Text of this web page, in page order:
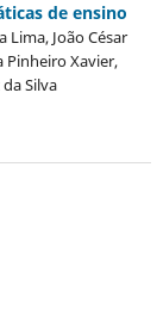
de ensino
João César
Pinheiro Xavier,
Silva